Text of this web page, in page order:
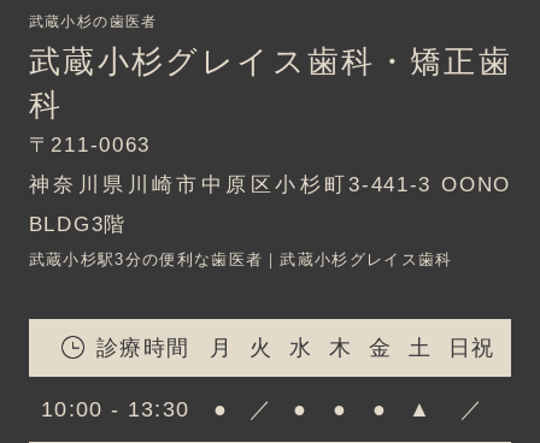
武蔵小杉の歯医者
武蔵小杉グレイス歯科・矯正歯
科
〒211-0063
神奈川県川崎市中原区小杉町3-441-3 OONO
BLDG3階
武蔵小杉駅3分の便利な歯医者｜武蔵小杉グレイス歯科
診療時間 月 火 水 木 金 土 日祝
10:00 - 13:30 ● ／ ● ● ● ▲ ／